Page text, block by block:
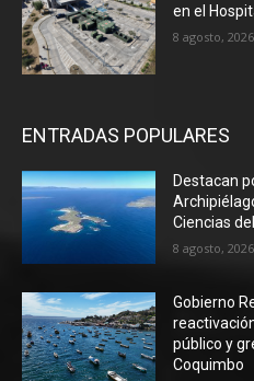
en el
8 agosto, 2026
ENTRADAS POPULARES
Destacan
Ciencias
8 agosto, 2026
Gobierno
público y
Coquimbo